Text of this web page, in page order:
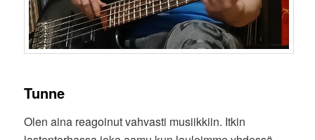
Tunne
Olen aina reagoinut vahvasti musiikkiin. Itkin